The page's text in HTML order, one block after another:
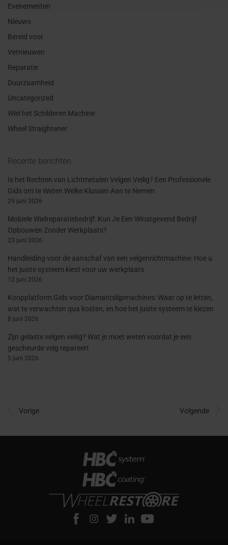
Evenementen
Nieuws
Bereid voor
Vernieuwen
Reparatie
Duurzaamheid
Uncategorized
Wiel het Schilderen Machine
Wheel Straightener
Recente berichten
Is het Rechten van Lichtmetalen Velgen Veilig? Een Professionele
Gids om te Weten Welke Klussen Aan te Nemen
29 juni 2026
Mobiele Wielreparatiebedrijf: Kun Je Een Winstgevend Bedrijf
Opbouwen Zonder Werkplaats?
23 juni 2026
Handleiding voor de aanschaf van een velgenrichtmachine: Hoe u
het juiste systeem kiest voor uw werkplaats
12 juni 2026
Koopplatform Gids voor Diamantslijpmachines: Waar op te letten,
wat te verwachten qua kosten, en hoe het juiste systeem te kiezen
8 juni 2026
Zijn gelaste velgen veilig? Wat je moet weten voordat je een
gescheurde velg repareert
5 juni 2026
Vorige Volgende